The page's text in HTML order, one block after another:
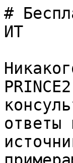
#
ИТ